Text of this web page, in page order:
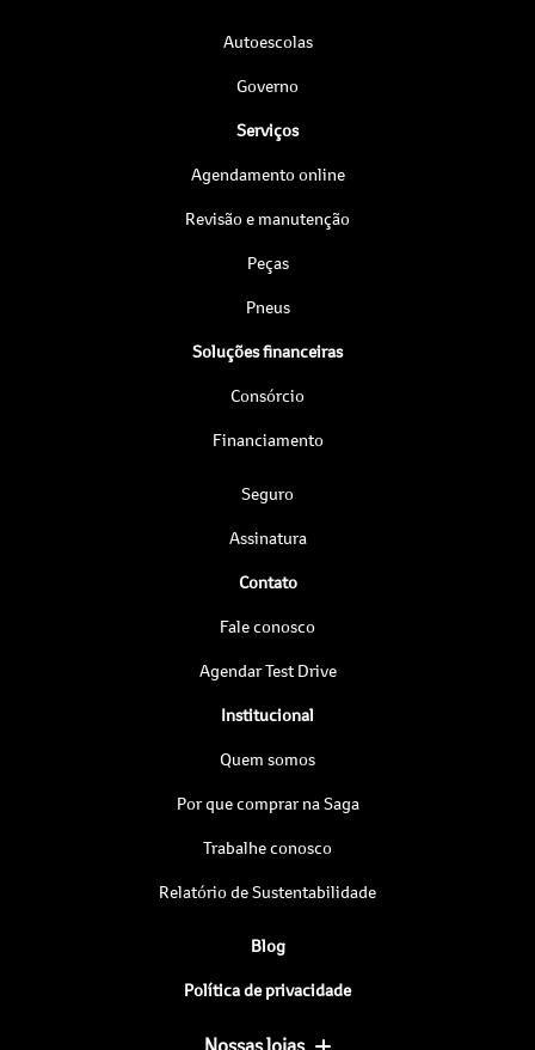
Autoescolas
Governo
Serviços
Agendamento online
Revisão e manutenção
Peças
Pneus
Soluções financeiras
Consórcio
Financiamento
Seguro
Assinatura
Contato
Fale conosco
Agendar Test Drive
Institucional
Quem somos
Por que comprar na Saga
Trabalhe conosco
Relatório de Sustentabilidade
Blog
Política de privacidade
Nossas lojas